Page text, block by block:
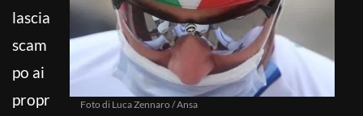
Foto di Luca Zennaro / Ansa
lascia
scam
po ai
propr